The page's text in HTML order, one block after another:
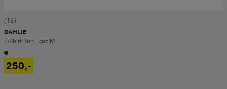
(12)
DAHLIE
T-Shirt Run Fast M
250,-